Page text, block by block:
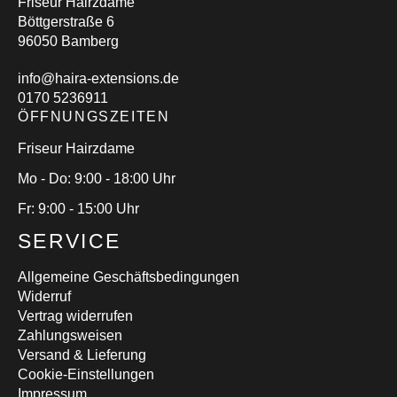
Böttgerstraße 6
96050 Bamberg
info@haira-extensions.de
0170 5236911
ÖFFNUNGSZEITEN
Friseur Hairzdame
Mo - Do: 9:00 - 18:00 Uhr
Fr: 9:00 - 15:00 Uhr
SERVICE
Allgemeine Geschäftsbedingungen
Widerruf
Vertrag widerrufen
Zahlungsweisen
Versand & Lieferung
Cookie-Einstellungen
Impressum